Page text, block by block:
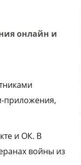
онлайн и
приложения,
и ОК. В
войны из